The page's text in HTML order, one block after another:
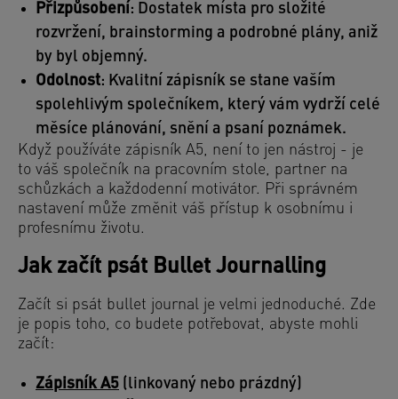
Přizpůsobení: Dostatek místa pro složité
rozvržení, brainstorming a podrobné plány, aniž
by byl objemný.
Odolnost: Kvalitní zápisník se stane vaším
spolehlivým společníkem, který vám vydrží celé
měsíce plánování, snění a psaní poznámek.
Když používáte zápisník A5, není to jen nástroj - je
to váš společník na pracovním stole, partner na
schůzkách a každodenní motivátor. Při správném
nastavení může změnit váš přístup k osobnímu i
profesnímu životu.
Jak začít psát Bullet Journalling
Začít si psát bullet journal je velmi jednoduché. Zde
je popis toho, co budete potřebovat, abyste mohli
začít:
Zápisník A5 (linkovaný nebo prázdný)